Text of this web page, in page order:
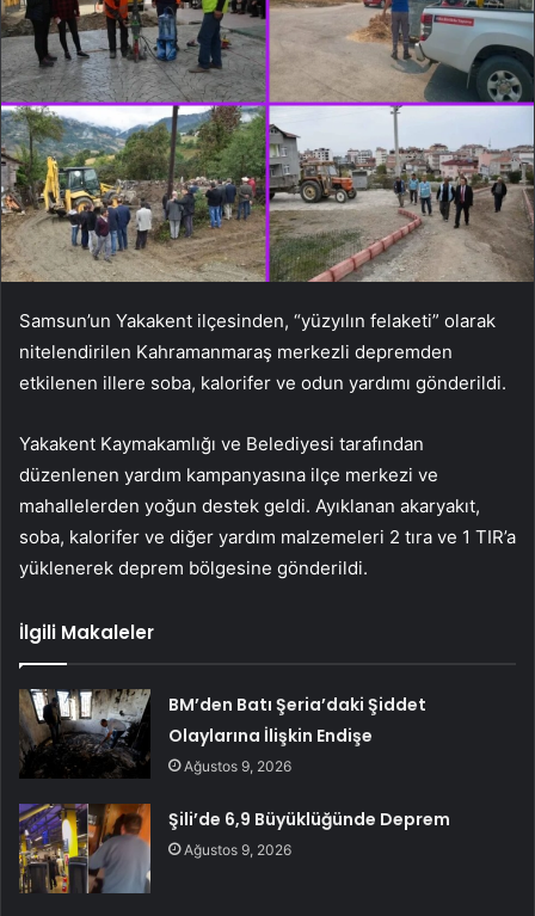
Samsun’un Yakakent ilçesinden, “yüzyılın felaketi” olarak
nitelendirilen Kahramanmaraş merkezli depremden
etkilenen illere soba, kalorifer ve odun yardımı gönderildi.
Yakakent Kaymakamlığı ve Belediyesi tarafından
düzenlenen yardım kampanyasına ilçe merkezi ve
mahallelerden yoğun destek geldi. Ayıklanan akaryakıt,
soba, kalorifer ve diğer yardım malzemeleri 2 tıra ve 1 TIR’a
yüklenerek deprem bölgesine gönderildi.
İlgili Makaleler
BM’den Batı Şeria’daki Şiddet
Olaylarına İlişkin Endişe
Ağustos 9, 2026
Şili’de 6,9 Büyüklüğünde Deprem
Ağustos 9, 2026